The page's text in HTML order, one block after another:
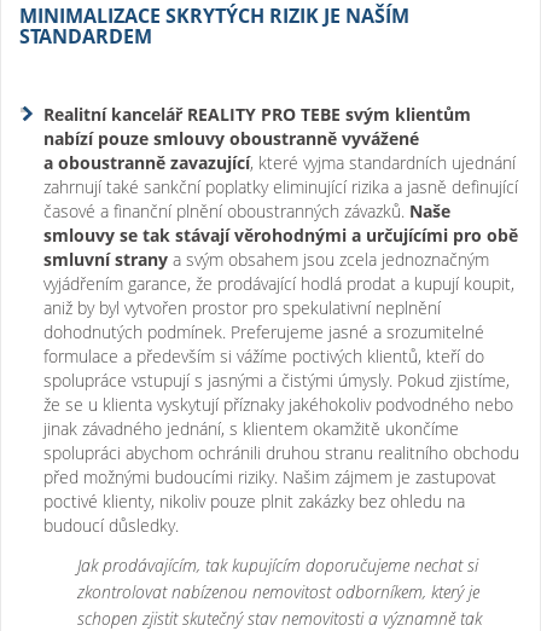
MINIMALIZACE SKRYTÝCH RIZIK JE NAŠÍM
STANDARDEM
Realitní kancelář REALITY PRO TEBE svým klientům
nabízí pouze smlouvy oboustranně vyvážené
a oboustranně zavazující, které vyjma standardních ujednání
zahrnují také sankční poplatky eliminující rizika a jasně definující
časové a finanční plnění oboustranných závazků. Naše
smlouvy se tak stávají věrohodnými a určujícími pro obě
smluvní strany a svým obsahem jsou zcela jednoznačným
vyjádřením garance, že prodávající hodlá prodat a kupují koupit,
aniž by byl vytvořen prostor pro spekulativní neplnění
dohodnutých podmínek. Preferujeme jasné a srozumitelné
formulace a především si vážíme poctivých klientů, kteří do
spolupráce vstupují s jasnými a čistými úmysly. Pokud zjistíme,
že se u klienta vyskytují příznaky jakéhokoliv podvodného nebo
jinak závadného jednání, s klientem okamžitě ukončíme
spolupráci abychom ochránili druhou stranu realitního obchodu
před možnými budoucími riziky. Našim zájmem je zastupovat
poctivé klienty, nikoliv pouze plnit zakázky bez ohledu na
budoucí důsledky.
Jak prodávajícím, tak kupujícím doporučujeme nechat si
zkontrolovat nabízenou nemovitost odborníkem, který je
schopen zjistit skutečný stav nemovitosti a významně tak